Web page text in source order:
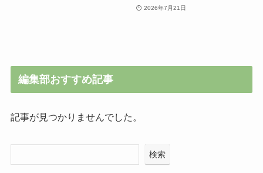
2026年7月21日
編集部おすすめ記事
記事が見つかりませんでした。
検索